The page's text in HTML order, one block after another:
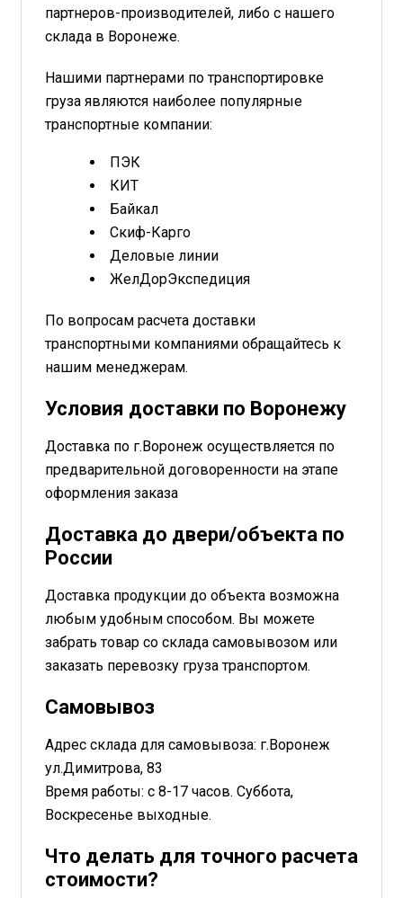
партнеров-производителей, либо с нашего
склада в Воронеже.
Нашими партнерами по транспортировке
груза являются наиболее популярные
транспортные компании:
ПЭК
КИТ
Байкал
Скиф-Карго
Деловые линии
ЖелДорЭкспедиция
По вопросам расчета доставки
транспортными компаниями обращайтесь к
нашим менеджерам.
Условия доставки по Воронежу
Доставка по г.Воронеж осуществляется по
предварительной договоренности на этапе
оформления заказа
Доставка до двери/объекта по
России
Доставка продукции до объекта возможна
любым удобным способом. Вы можете
забрать товар со склада самовывозом или
заказать перевозку груза транспортом.
Самовывоз
Адрес склада для самовывоза: г.Воронеж
ул.Димитрова, 83
Время работы: с 8-17 часов. Суббота,
Воскресенье выходные.
Что делать для точного расчета
стоимости?